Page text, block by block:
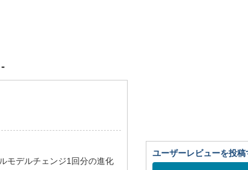
-
モデルチェンジ1回分の進化
ユーザーレビューを投稿